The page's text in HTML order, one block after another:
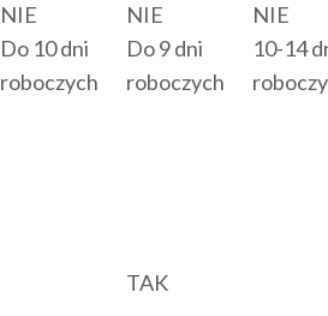
NIE NIE
NIE
Do 10 dni
roboczych
Do 9 dni
roboczych
10-14
TAK